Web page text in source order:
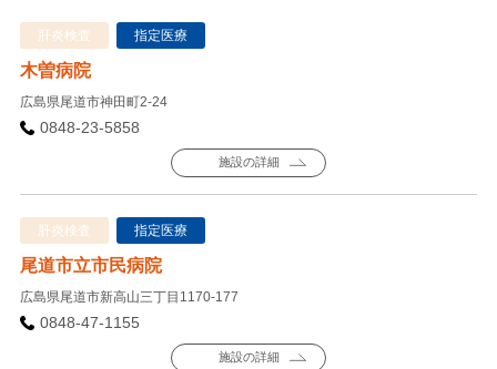
肝炎検査 指定医療
木曽病院
広島県尾道市神田町2-24
0848-23-5858
施設の詳細
肝炎検査 指定医療
尾道市立市民病院
広島県尾道市新高山三丁目1170-177
0848-47-1155
施設の詳細